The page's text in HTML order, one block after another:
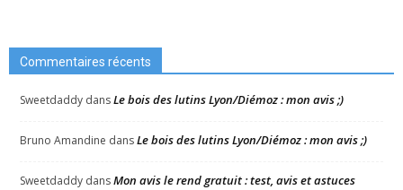
Commentaires récents
Sweetdaddy dansLe bois des lutins Lyon/Diémoz : mon avis ;)
Bruno Amandine dansLe bois des lutins Lyon/Diémoz : mon avis ;)
Sweetdaddy dansMon avis le rend gratuit : test, avis et astuces